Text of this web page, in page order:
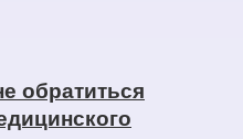
обратиться